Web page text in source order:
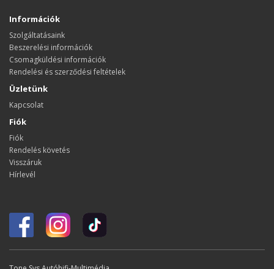
Információk
Szolgáltatásaink
Beszerelési információk
Csomagküldési információk
Rendelési és szerződési feltételek
Üzletünk
Kapcsolat
Fiók
Fiók
Rendelés követés
Visszáruk
Hírlevél